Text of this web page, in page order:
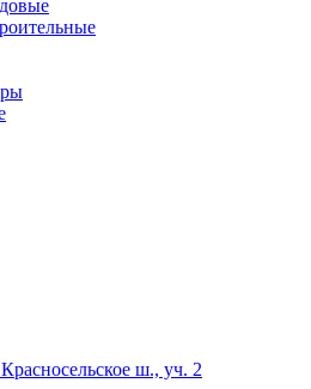
ш., уч. 2